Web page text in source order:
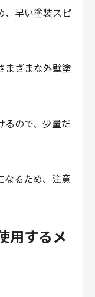
、早い塗装スピ
まざまな外壁塗
るので、少量だ
なるため、注意
用するメ